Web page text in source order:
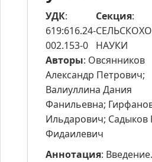
УДК:
619:616.24-
002.153-0
Секция:
НАУКИ
Авторы: Овсянников
Александр Петрович;
Валиуллина Дания
Фанильевна;
Ильдарович; Садыков
Фидаилевич
Аннотация: